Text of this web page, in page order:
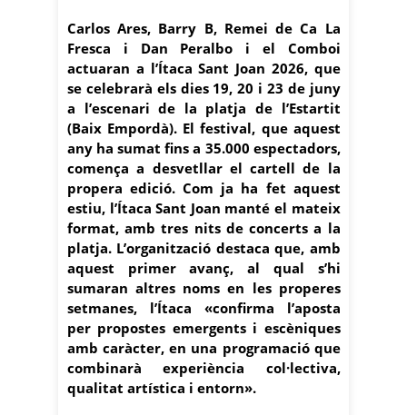
Carlos Ares, Barry B, Remei de Ca La
Fresca i Dan Peralbo i el Comboi
actuaran a l’Ítaca Sant Joan 2026, que
se celebrarà els dies 19, 20 i 23 de juny
a l’escenari de la platja de l’Estartit
(Baix Empordà). El festival, que aquest
any ha sumat fins a 35.000 espectadors,
comença a desvetllar el cartell de la
propera edició. Com ja ha fet aquest
estiu, l’Ítaca Sant Joan manté el mateix
format, amb tres nits de concerts a la
platja. L’organització destaca que, amb
aquest primer avanç, al qual s’hi
sumaran altres noms en les properes
setmanes, l’Ítaca «confirma l’aposta
per propostes emergents i escèniques
amb caràcter, en una programació que
combinarà experiència col·lectiva,
qualitat artística i entorn».